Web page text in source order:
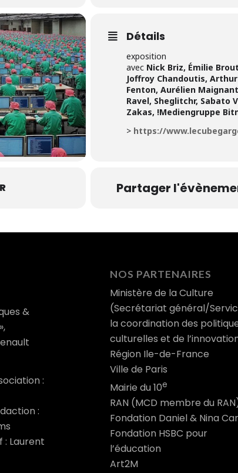
Détails
exposition
avec Nick Briz, Émilie
Joffroy Chandoutis,
Fenton, Aurélien
Ravel, Sheglitchr, Sabato
Zakas, !Mediengruppe
> https://
Partager
&
:
:
: Laurent
NOS PARTENAIRES
Ministère de la Culture
(Secrétariat général/
la coordination des
culturelles et de
Région Ile-de-France
Ville de Paris
Mairie du 10e
RAN (MCD membre du
Fondation Daniel & Nina
Fondation HSBC pour
l’éducation
Art2M